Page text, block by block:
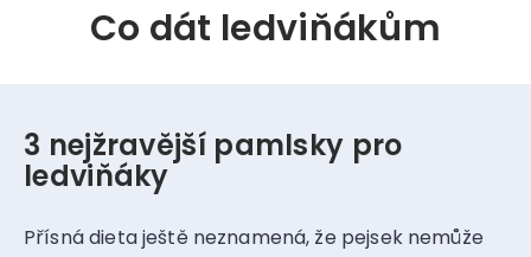
Co dát ledviňákům
3 nejžravější pamlsky pro
ledviňáky
Přísná dieta ještě neznamená, že pejsek nemůže